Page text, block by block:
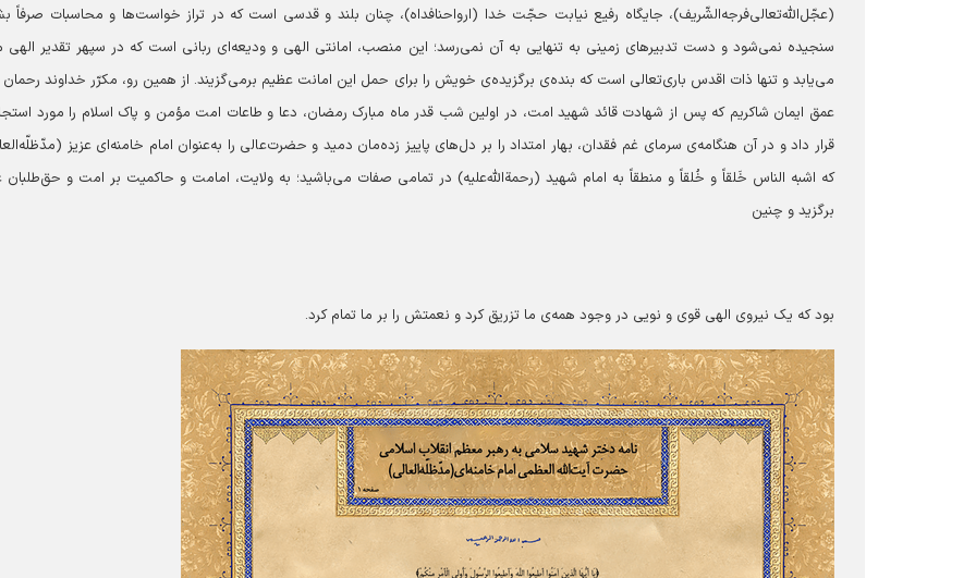
(عجّل‌الله‌تعالی‌فرجه‌الشّریف)، جایگاه رفیع نیابت حجّت خدا (ارواحنافداه)، چنان بلند و قدسی است که در تراز خواست‌ها و محاسبات صرفاً
سنجیده نمی‌شود و دست تدبیرهای زمینی به تنهایی به آن نمی‌رسد؛ این منصب، امانتی الهی و ودیعه‌ای ربانی است که در سپهر تقدیر الهی
می‌یابد و تنها ذات اقدس باری‌تعالی است که بنده‌ی برگزیده‌ی خویش را برای حمل این امانت عظیم برمی‌گزیند. از همین رو، مکرّر خداوند رحمان
عمق ایمان شاکریم که پس از شهادت قائد شهید امت، در اولین شب قدر ماه مبارک رمضان، دعا و طاعات امت مؤمن و پاک اسلام را مورد
قرار داد و در آن هنگامه‌ی سرمای غم فقدان، بهار امتداد را بر دل‌های پاییز زده‌مان دمید و حضرت‌عالی را به‌عنوان امام خامنه‌ای عزیز
که اشبه الناس خَلقاً و خُلقاً و منطقاً به امام شهید (رحمةالله‌علیه) در تمامی صفات می‌باشید؛ به ولایت، امامت و حاکمیت بر امت و حق‌طلبان
برگزید و چنین
بود که یک نیروی الهی قوی و نویی در وجود همه‌ی ما تزریق کرد و نعمتش را بر ما تمام کرد.